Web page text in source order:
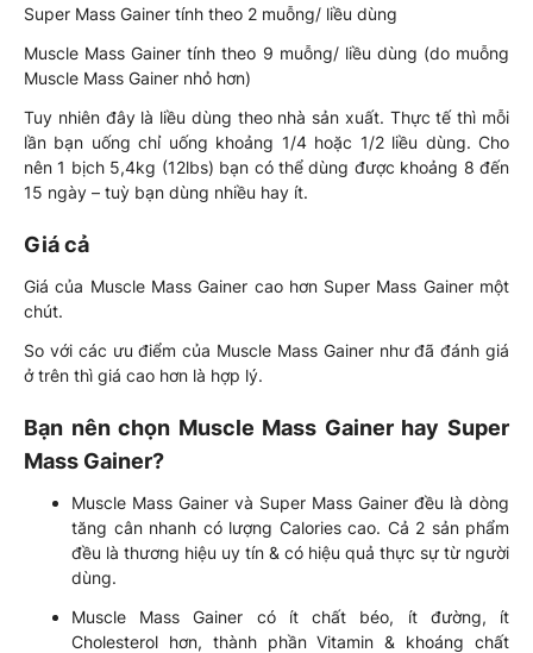
Super Mass Gainer tính theo 2 muỗng/ liều dùng
Muscle Mass Gainer tính theo 9 muỗng/ liều dùng (do muỗng
Muscle Mass Gainer nhỏ hơn)
Tuy nhiên đây là liều dùng theo nhà sản xuất. Thực tế thì mỗi
lần bạn uống chỉ uống khoảng 1/4 hoặc 1/2 liều dùng. Cho
nên 1 bịch 5,4kg (12lbs) bạn có thể dùng được khoảng 8 đến
15 ngày – tuỳ bạn dùng nhiều hay ít.
Giá cả
Giá của Muscle Mass Gainer cao hơn Super Mass Gainer một
chút.
So với các ưu điểm của Muscle Mass Gainer như đã đánh giá
ở trên thì giá cao hơn là hợp lý.
Bạn nên chọn Muscle Mass Gainer hay Super
Mass Gainer?
Muscle Mass Gainer và Super Mass Gainer đều là dòng
tăng cân nhanh có lượng Calories cao. Cả 2 sản phẩm
đều là thương hiệu uy tín & có hiệu quả thực sự từ người
dùng.
Muscle Mass Gainer có ít chất béo, ít đường, ít
Cholesterol hơn, thành phần Vitamin & khoáng chất